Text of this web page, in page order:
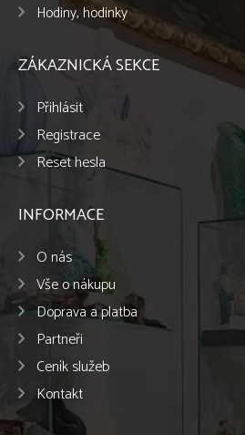
Hodiny, hodinky
ZÁKAZNICKÁ SEKCE
Přihlásit
Registrace
Reset hesla
INFORMACE
O nás
Vše o nákupu
Doprava a platba
Partneři
Ceník služeb
Kontakt